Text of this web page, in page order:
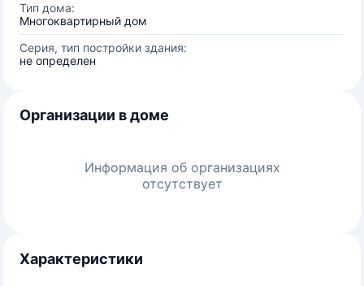
Тип дома:
Многоквартирный дом
Серия, тип постройки здания:
не определен
Организации в доме
Информация об организациях
отсутствует
Характеристики